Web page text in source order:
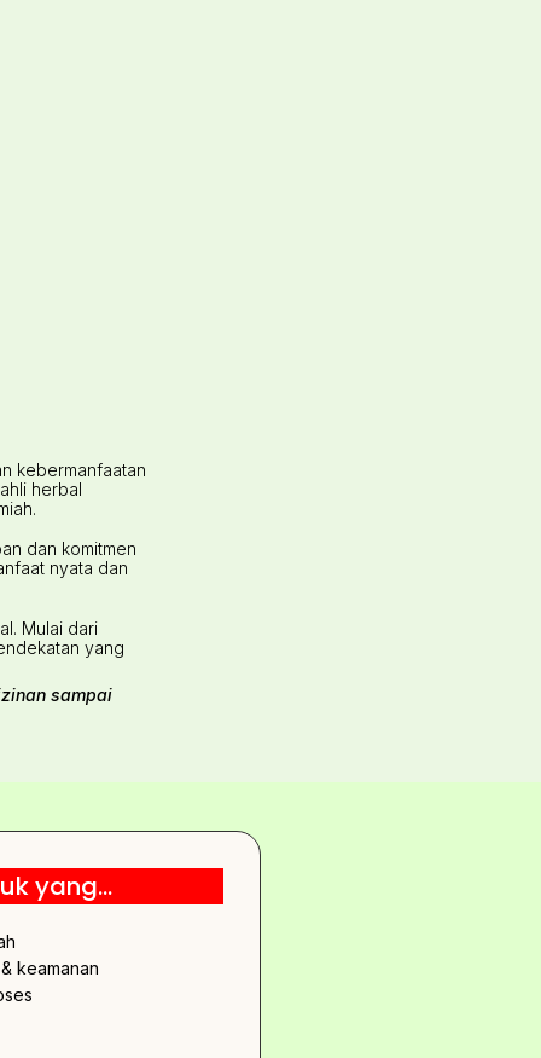
kebermanfaatan
herbal
dan komitmen
nyata dan
Mulai dari
yang
sampai
yang...
keamanan